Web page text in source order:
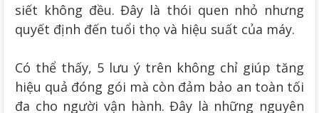
siết không đều. Đây là thói quen nhỏ nhưng
quyết định đến tuổi thọ và hiệu suất của máy.
Có thể thấy, 5 lưu ý trên không chỉ giúp tăng
hiệu quả đóng gói mà còn đảm bảo an toàn tối
đa cho người vận hành. Đây là những nguyên